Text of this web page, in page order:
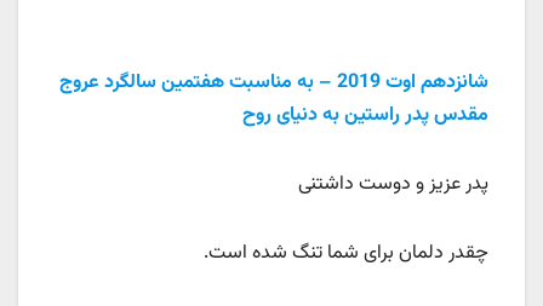
شانزدهم اوت 2019 – به مناسبت هفتمین سالگرد عروج
مقدس پدر راستین به دنیای روح
پدر عزیز و دوست داشتنی
چقدر دلمان برای شما تنگ شده است.